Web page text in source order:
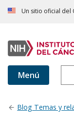
Un sitio oficial del
Menú
Blog Temas y